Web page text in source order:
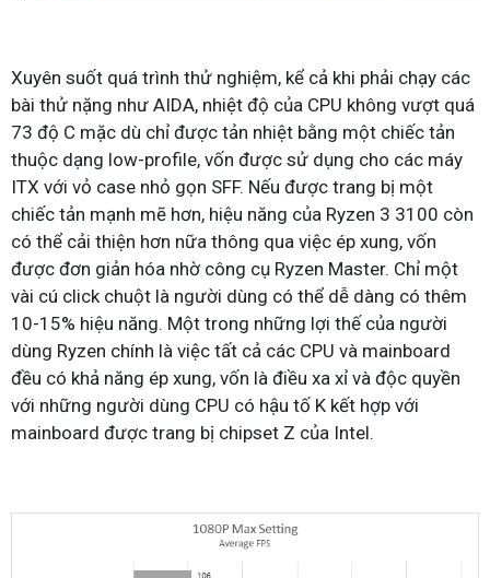
Xuyên suốt quá trình thử nghiệm, kể cả khi phải chạy các
bài thử nặng như AIDA, nhiệt độ của CPU không vượt quá
73 độ C mặc dù chỉ được tản nhiệt bằng một chiếc tản
thuộc dạng low-profile, vốn được sử dụng cho các máy
ITX với vỏ case nhỏ gọn SFF. Nếu được trang bị một
chiếc tản mạnh mẽ hơn, hiệu năng của Ryzen 3 3100 còn
có thể cải thiện hơn nữa thông qua việc ép xung, vốn
được đơn giản hóa nhờ công cụ Ryzen Master. Chỉ một
vài cú click chuột là người dùng có thể dễ dàng có thêm
10-15% hiệu năng. Một trong những lợi thế của người
dùng Ryzen chính là việc tất cả các CPU và mainboard
đều có khả năng ép xung, vốn là điều xa xỉ và độc quyền
với những người dùng CPU có hậu tố K kết hợp với
mainboard được trang bị chipset Z của Intel.